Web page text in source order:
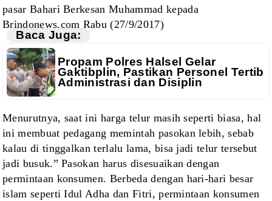
pasar Bahari Berkesan Muhammad kepada
Brindonews.com Rabu (27/9/2017)
Baca Juga:
Propam Polres Halsel Gelar
Gaktibplin, Pastikan Personel Tertib
Administrasi dan Disiplin
Menurutnya, saat ini harga telur masih seperti biasa, hal
ini membuat pedagang memintah pasokan lebih, sebab
kalau di tinggalkan terlalu lama, bisa jadi telur tersebut
jadi busuk.” Pasokan harus disesuaikan dengan
permintaan konsumen. Berbeda dengan hari-hari besar
islam seperti Idul Adha dan Fitri, permintaan konsumen